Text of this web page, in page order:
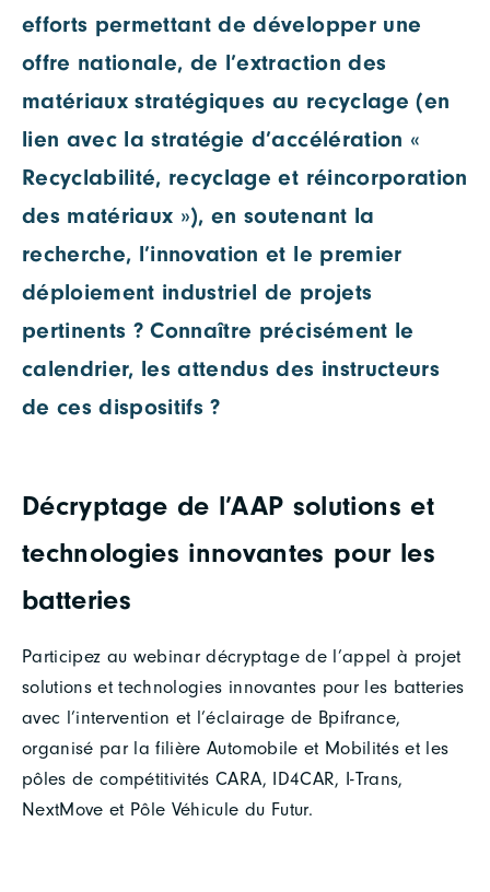
efforts permettant de développer une
offre nationale, de l’extraction des
matériaux stratégiques au recyclage (en
lien avec la stratégie d’accélération «
Recyclabilité, recyclage et réincorporation
des matériaux »), en soutenant la
recherche, l’innovation et le premier
déploiement industriel de projets
pertinents ? Connaître précisément le
calendrier, les attendus des instructeurs
de ces dispositifs ?
Décryptage de l’AAP solutions et
technologies innovantes pour les
batteries
Participez au webinar décryptage de l’appel à projet
solutions et technologies innovantes pour les batteries
avec l’intervention et l’éclairage de Bpifrance,
organisé par la filière Automobile et Mobilités et les
pôles de compétitivités CARA, ID4CAR, I-Trans,
NextMove et Pôle Véhicule du Futur.